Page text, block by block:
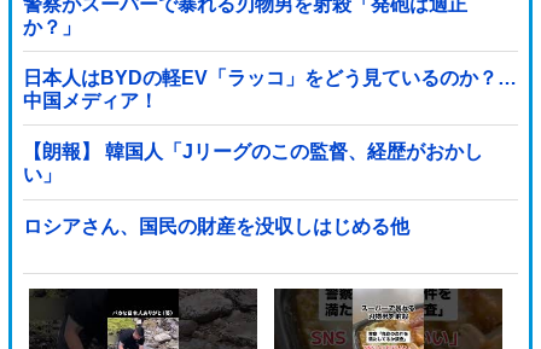
か？」
日本人はBYDの軽EV「ラッコ」をどう見ているのか？…
中国メディア！
【朗報】 韓国人「Jリーグのこの監督、経歴がおかし
い」
ロシアさん、国民の財産を没収しはじめる他